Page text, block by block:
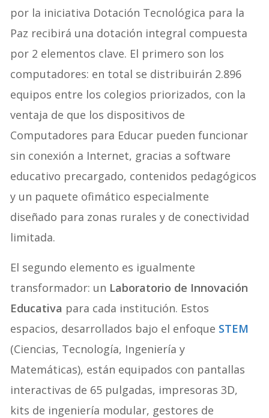
por la iniciativa Dotación Tecnológica para la
Paz recibirá una dotación integral compuesta
por 2 elementos clave. El primero son los
computadores: en total se distribuirán 2.896
equipos entre los colegios priorizados, con la
ventaja de que los dispositivos de
Computadores para Educar pueden funcionar
sin conexión a Internet, gracias a software
educativo precargado, contenidos pedagógicos
y un paquete ofimático especialmente
diseñado para zonas rurales y de conectividad
limitada.
El segundo elemento es igualmente
transformador: un Laboratorio de Innovación
Educativa para cada institución. Estos
espacios, desarrollados bajo el enfoque STEM
(Ciencias, Tecnología, Ingeniería y
Matemáticas), están equipados con pantallas
interactivas de 65 pulgadas, impresoras 3D,
kits de ingeniería modular, gestores de